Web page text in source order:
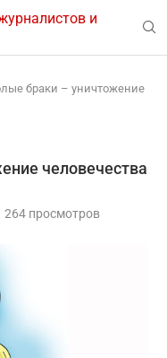
и
браки – уничтожение
человечества
264 просмотров